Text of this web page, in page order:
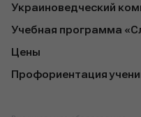
Украиноведческий
Учебная программа
Цены
Профориентация